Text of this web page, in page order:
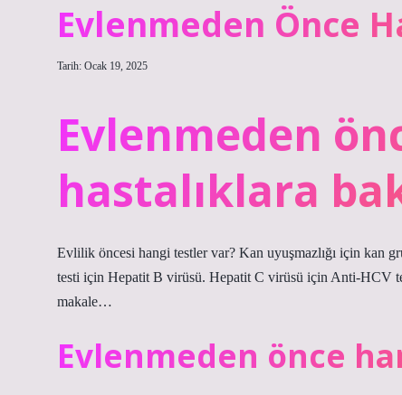
Evlenmeden Önce
Tarih: Ocak 19, 2025
Evlenmeden
hastalıklara
Evlilik öncesi hangi testler var? Kan uyuşmazlığı için kan
testi için Hepatit B virüsü. Hepatit C virüsü için Anti-HCV
makale…
Evlenmeden önce